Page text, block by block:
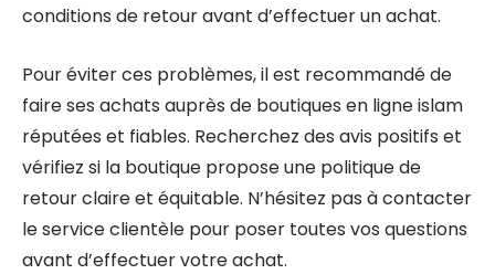
conditions de retour avant d’effectuer un achat.
Pour éviter ces problèmes, il est recommandé de
faire ses achats auprès de boutiques en ligne islam
réputées et fiables. Recherchez des avis positifs et
vérifiez si la boutique propose une politique de
retour claire et équitable. N’hésitez pas à contacter
le service clientèle pour poser toutes vos questions
avant d’effectuer votre achat.